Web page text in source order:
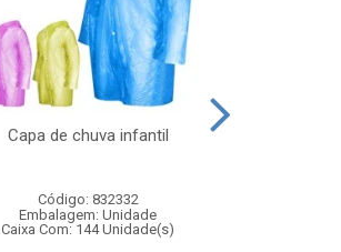
Capa de chuva infantil
Código: 832332
Embalagem: Unidade
Caixa Com: 144 Unidade(s)